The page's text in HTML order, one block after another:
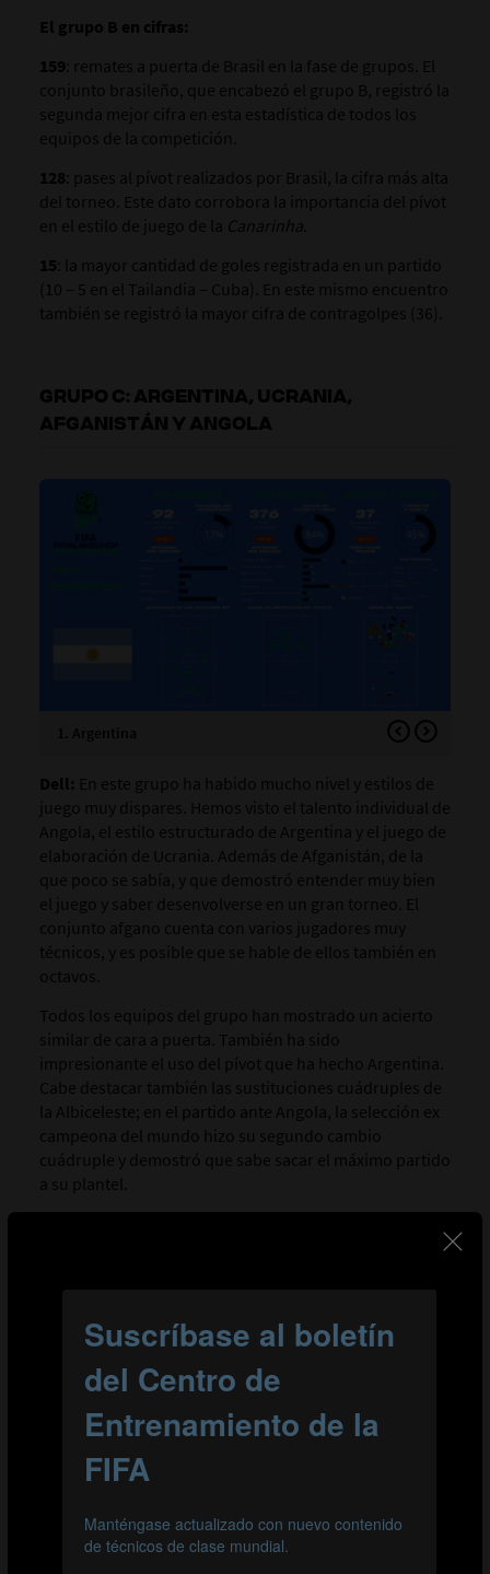
El grupo B en cifras:
159 : remates a puerta de Brasil en la fase de grupos. El
conjunto brasileño, que encabezó el grupo B, registró la
segunda mejor cifra en esta estadística de todos los
equipos de la competición.
128 : pases al pívot realizados por Brasil, la cifra más alta
del torneo. Este dato corrobora la importancia del pívot
en el estilo de juego de la Canarinha.
15 : la mayor cantidad de goles registrada en un partido
(10 – 5 en el Tailandia – Cuba). En este mismo encuentro
también se registró la mayor cifra de contragolpes (36).
GRUPO C: ARGENTINA, UCRANIA,
AFGANISTÁN Y ANGOLA
Dell: En este grupo ha habido mucho nivel y estilos de
juego muy dispares. Hemos visto el talento individual de
Angola, el estilo estructurado de Argentina y el juego de
elaboración de Ucrania. Además de Afganistán, de la
que poco se sabía, y que demostró entender muy bien
el juego y saber desenvolverse en un gran torneo. El
conjunto afgano cuenta con varios jugadores muy
técnicos, y es posible que se hable de ellos también en
octavos.
Todos los equipos del grupo han mostrado un acierto
similar de cara a puerta. También ha sido
impresionante el uso del pívot que ha hecho Argentina.
Cabe destacar también las sustituciones cuádruples de
la Albiceleste; en el partido ante Angola, la selección ex
campeona del mundo hizo su segundo cambio
cuádruple y demostró que sabe sacar el máximo partido
a su plantel.
del torneo hasta la fecha. Otra tendencia observada en
el grupo fue el uso del bloque medio, como pudimos
observar con Afganistán, Argentina y Ucrania, que
adoptaron este esquema defensivo. Esto podría
explicar en parte por qué resultó menos importante el
papel del pívot en el juego con el balón de estas
selecciones. Argentina se mostró muy superior al resto
de equipos del grupo e hizo gala de un juego muy
partido. Además, en el juego de ataque, dominó con